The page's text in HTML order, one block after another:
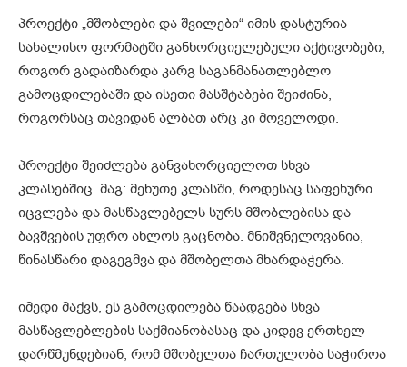
პროექტი „მშობლები და შვილები“ იმის დასტურია –
სახალისო ფორმატში განხორციელებული აქტივობები,
როგორ გადაიზარდა კარგ საგანმანათლებლო
გამოცდილებაში და ისეთი მასშტაბები შეიძინა,
როგორსაც თავიდან ალბათ არც კი მოველოდი.
პროექტი შეიძლება განვახორციელოთ სხვა
კლასებშიც. მაგ: მეხუთე კლასში, როდესაც საფეხური
იცვლება და მასწავლებელს სურს მშობლებისა და
ბავშვების უფრო ახლოს გაცნობა. მნიშვნელოვანია,
წინასწარი დაგეგმვა და მშობელთა მხარდაჭერა.
იმედი მაქვს, ეს გამოცდილება წაადგება სხვა
მასწავლებლების საქმიანობასაც და კიდევ ერთხელ
დარწმუნდებიან, რომ მშობელთა ჩართულობა საჭიროა